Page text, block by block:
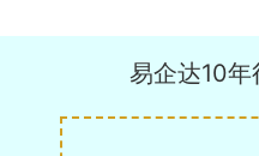
易企达10